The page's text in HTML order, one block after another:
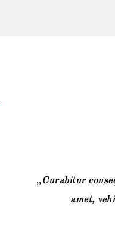
Curabitur
amet,